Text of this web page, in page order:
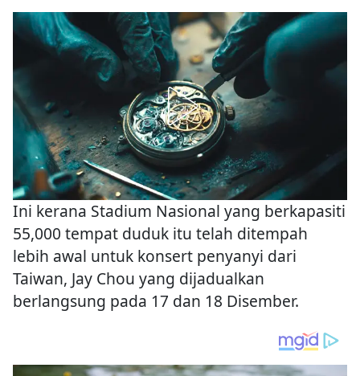
Ini kerana Stadium Nasional yang berkapasiti
55,000 tempat duduk itu telah ditempah
lebih awal untuk konsert penyanyi dari
Taiwan, Jay Chou yang dijadualkan
berlangsung pada 17 dan 18 Disember.